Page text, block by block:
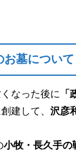
墓について
なった後に 「
建して、 沢彦
小牧・長久手の